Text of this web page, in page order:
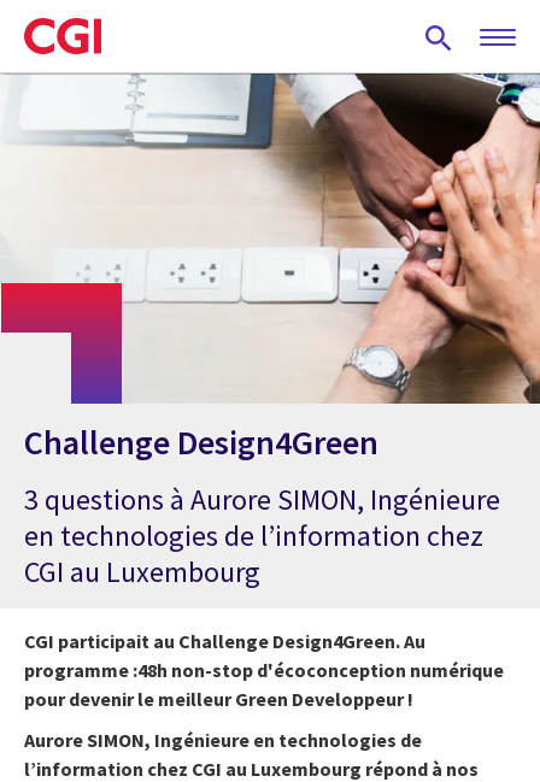
Skip
to
main
Challenge Design4Green
3 questions à Aurore SIMON, Ingénieure
en technologies de l’information chez
CGI au Luxembourg
CGI participait au Challenge Design4Green. Au
programme :48h non-stop d'écoconception numérique
pour devenir le meilleur Green Developpeur !
Aurore SIMON, Ingénieure en technologies de
l’information chez CGI au Luxembourg répond à nos